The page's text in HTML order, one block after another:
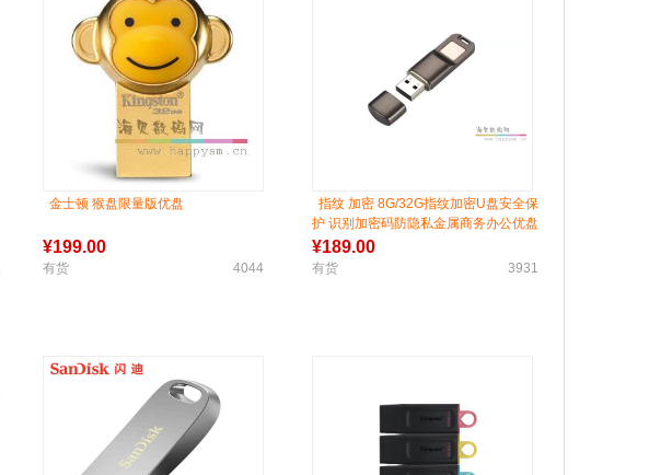
金士顿 猴盘限量版优盘
¥199.00
有货 4044
指纹 加密 8G/32G指纹加密U盘安全保
护 识别加密码防隐私金属商务办公优盘
礼物 黑/银
¥189.00
有货 3931